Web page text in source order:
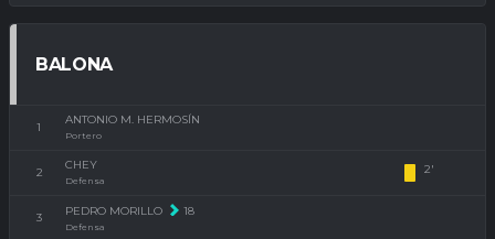
BALONA
1
ANTONIO M. HERMOSÍN
Portero
2
CHEY
Defensa
2'
3 PEDRO MORILLO 18
Defensa